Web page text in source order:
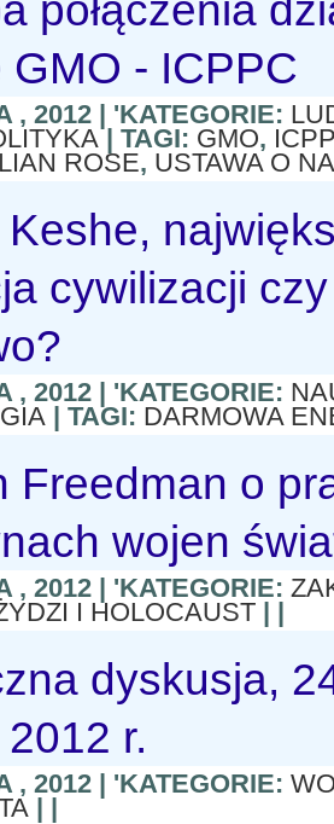
GMO - ICPPC
, 2012 | 'KATEGORIE:
| TAGI: GMO,
ROSE, USTAWA O
cywilizacji
, 2012 | 'KATEGORIE:
| TAGI: DARMOWA
Freedman o
wojen
, 2012 | 'KATEGORIE:
I HOLOCAUST | |
dyskusja,
r.
, 2012 | 'KATEGORIE:
| |